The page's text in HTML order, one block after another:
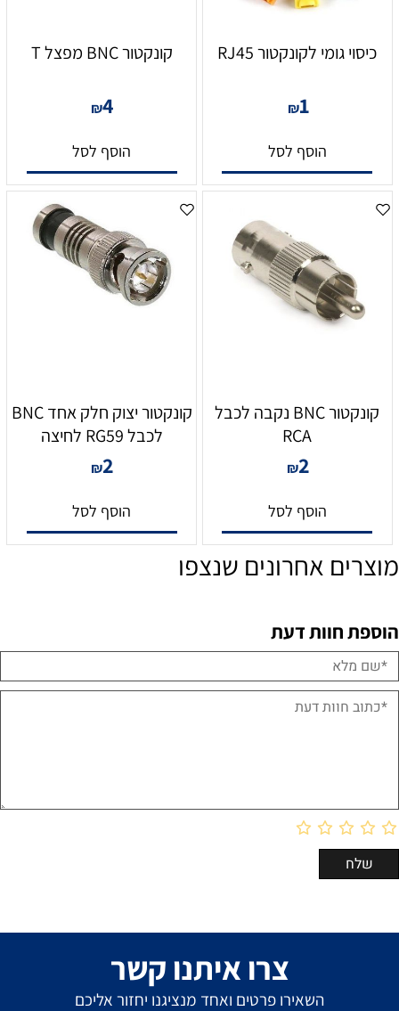
כיסוי גומי לקונקטור RJ45
₪1
הוסף לסל
קונקטור BNC מפצל T
₪4
הוסף לסל
קונקטור BNC נקבה לכבל
RCA
₪2
הוסף לסל
קונקטור יצוק חלק אחד BNC
לכבל RG59 לחיצה
₪2
הוסף לסל
מוצרים אחרונים שנצפו
הוספת חוות דעת
צרו איתנו קשר
השאירו פרטים ואחד מנציגנו יחזור אליכם